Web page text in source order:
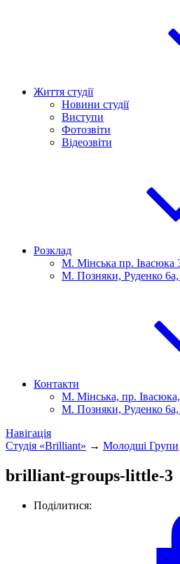
Життя студії
Новини студії
Виступи
Фотозвіти
Відеозвіти
Розклад
М. Мінська пр. Івасюка
М. Позняки, Руденко
Контакти
М. Мінська, пр.
М. Позняки, Руденко
Навігація
Студія «Brilliant» → Молодші Групи
brilliant-groups-little-3
Поділитися: